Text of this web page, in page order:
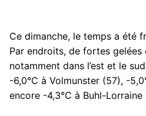
Ce dimanche, le temps a été
Par endroits, de fortes gelées
notamment dans l’est et le
-6,0°C à Volmunster (57), -
encore -4,3°C à Buhl-Lorraine